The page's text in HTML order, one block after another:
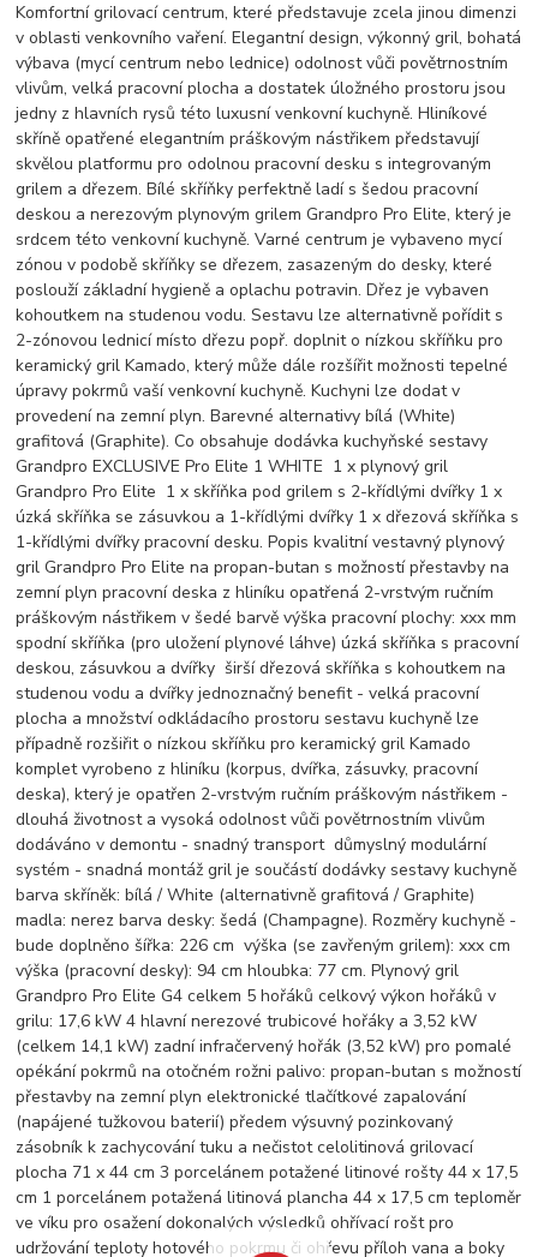
Komfortní grilovací centrum, které představuje zcela jinou dimenzi
v oblasti venkovního vaření. Elegantní design, výkonný gril, bohatá
výbava (mycí centrum nebo lednice) odolnost vůči povětrnostním
vlivům, velká pracovní plocha a dostatek úložného prostoru jsou
jedny z hlavních rysů této luxusní venkovní kuchyně. Hliníkové
skříně opatřené elegantním práškovým nástřikem představují
skvělou platformu pro odolnou pracovní desku s integrovaným
grilem a dřezem. Bílé skříňky perfektně ladí s šedou pracovní
deskou a nerezovým plynovým grilem Grandpro Pro Elite, který je
srdcem této venkovní kuchyně. Varné centrum je vybaveno mycí
zónou v podobě skříňky se dřezem, zasazeným do desky, které
poslouží základní hygieně a oplachu potravin. Dřez je vybaven
kohoutkem na studenou vodu. Sestavu lze alternativně pořídit s
2-zónovou lednicí místo dřezu popř. doplnit o nízkou skříňku pro
keramický gril Kamado, který může dále rozšířit možnosti tepelné
úpravy pokrmů vaší venkovní kuchyně. Kuchyni lze dodat v
provedení na zemní plyn. Barevné alternativy bílá (White)
grafitová (Graphite). Co obsahuje dodávka kuchyňské sestavy
Grandpro EXCLUSIVE Pro Elite 1 WHITE 1 x plynový gril
Grandpro Pro Elite 1 x skříňka pod grilem s 2-křídlými dvířky 1 x
úzká skříňka se zásuvkou a 1-křídlými dvířky 1 x dřezová skříňka s
1-křídlými dvířky pracovní desku. Popis kvalitní vestavný plynový
gril Grandpro Pro Elite na propan-butan s možností přestavby na
zemní plyn pracovní deska z hliníku opatřená 2-vrstvým ručním
práškovým nástřikem v šedé barvě výška pracovní plochy: xxx mm
spodní skříňka (pro uložení plynové láhve) úzká skříňka s pracovní
deskou, zásuvkou a dvířky širší dřezová skříňka s kohoutkem na
studenou vodu a dvířky jednoznačný benefit - velká pracovní
plocha a množství odkládacího prostoru sestavu kuchyně lze
případně rozšiřit o nízkou skříňku pro keramický gril Kamado
komplet vyrobeno z hliníku (korpus, dvířka, zásuvky, pracovní
deska), který je opatřen 2-vrstvým ručním práškovým nástřikem -
dlouhá životnost a vysoká odolnost vůči povětrnostním vlivům
dodáváno v demontu - snadný transport důmyslný modulární
systém - snadná montáž gril je součástí dodávky sestavy kuchyně
barva skříněk: bílá / White (alternativně grafitová / Graphite)
madla: nerez barva desky: šedá (Champagne). Rozměry kuchyně -
bude doplněno šířka: 226 cm výška (se zavřeným grilem): xxx cm
výška (pracovní desky): 94 cm hloubka: 77 cm. Plynový gril
Grandpro Pro Elite G4 celkem 5 hořáků celkový výkon hořáků v
grilu: 17,6 kW 4 hlavní nerezové trubicové hořáky a 3,52 kW
(celkem 14,1 kW) zadní infračervený hořák (3,52 kW) pro pomalé
opékání pokrmů na otočném rožni palivo: propan-butan s možností
přestavby na zemní plyn elektronické tlačítkové zapalování
(napájené tužkovou baterií) předem výsuvný pozinkovaný
zásobník k zachycování tuku a nečistot celolitinová grilovací
plocha 71 x 44 cm 3 porcelánem potažené litinové rošty 44 x 17,5
cm 1 porcelánem potažená litinová plancha 44 x 17,5 cm teploměr
ve víku pro osažení dokonalých výsledků ohřívací rošt pro
udržování teploty hotového pokrmu či ohřevu příloh vana a boky